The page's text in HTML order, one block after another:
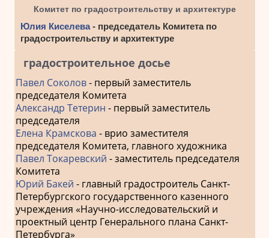
Комитет по градостроительству и архитектуре
Юлия Киселева- председатель Комитета по
градостроительству и архитектуре
градостроительное досье
Павел Соколов- первый заместитель
председателя Комитета
Александр Тетерин - первый заместитель
председателя
Елена Крамскова - врио заместителя
председателя Комитета, главного художника
Павел Токаревский - заместитель председателя
Комитета
Юрий Бакей - главный градостроитель Санкт-
Петербургского государственного казенного
учреждения «Научно-исследовательский и
проектный центр Генерального плана Санкт-
Петербурга»